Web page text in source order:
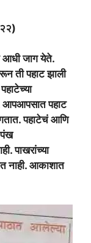
आधी जाग येते.
ती पहाट झाली
आपआपसात पहाट
पहाटेचं आणि
पंख
पाखरांच्या
नाही. आकाशात